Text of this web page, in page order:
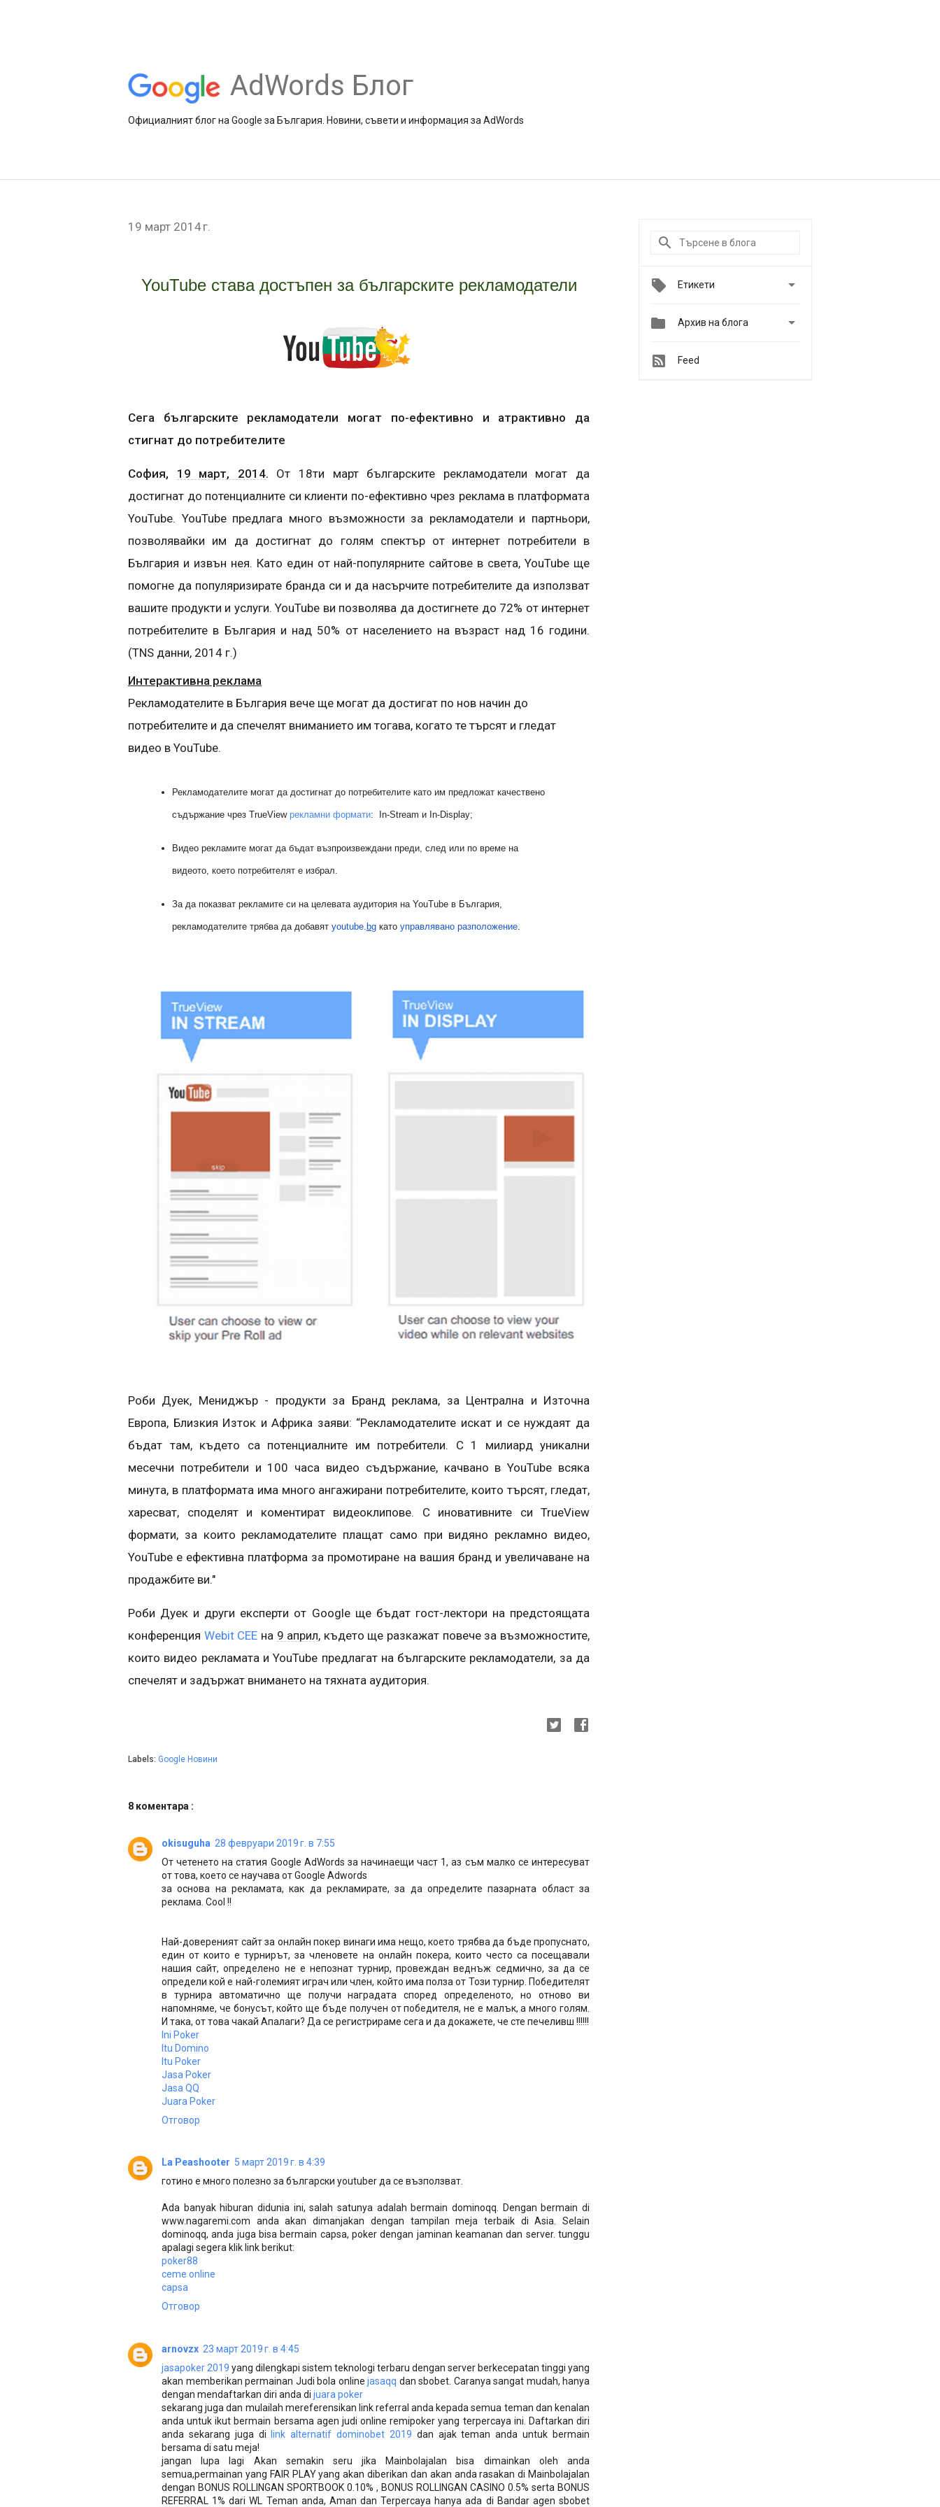
AdWords Блог
Официалният блог на Google за България. Новини, съвети и информация за AdWords
19 март 2014 г.
YouTube става достъпен за българските рекламодатели
Сега българските рекламодатели могат по-ефективно и атрактивно да
стигнат до потребителите
София, 19 март, 2014. От 18ти март българските рекламодатели могат да
достигнат до потенциалните си клиенти по-ефективно чрез реклама в платформата
YouTube. YouTube предлага много възможности за рекламодатели и партньори,
позволявайки им да достигнат до голям спектър от интернет потребители в
България и извън нея. Като един от най-популярните сайтове в света, YouTube ще
помогне да популяризирате бранда си и да насърчите потребителите да използват
вашите продукти и услуги. YouTube ви позволява да достигнете до 72% от интернет
потребителите в България и над 50% от населението на възраст над 16 години.
(TNS данни, 2014 г.)
Интерактивна реклама
Рекламодателите в България вече ще могат да достигат по нов начин до
потребителите и да спечелят вниманието им тогава, когато те търсят и гледат
видео в YouTube.
Рекламодателите могат да достигнат до потребителите като им предложат качествено
съдържание чрез TrueView рекламни формати: In-Stream и In-Display;
Видео рекламите могат да бъдат възпроизвеждани преди, след или по време на
видеото, което потребителят е избрал.
За да показват рекламите си на целевата аудитория на YouTube в България,
рекламодателите трябва да добавят youtube. bg като управлявано разположение
Роби Дуек, Мениджър - продукти за Бранд реклама, за Централна и Източна
Европа, Близкия Изток и Африка заяви: “Рекламодателите искат и се нуждаят да
бъдaт там, където са потенциалните им потребители. С 1 милиард уникални
месечни потребители и 100 часа видео съдържание, качвано в YouTube всяка
минута, в платформата има много ангажирани потребителите, които търсят, гледат,
харесват, споделят и коментират видеоклипове. С иновативните си TrueView
формати, за които рекламодателите плащат само при видяно рекламно видео,
YouTube е ефективна платформа за промотиране на вашия бранд и увеличаване на
продажбите ви."
Роби Дуек и други експерти от Google ще бъдат гост-лектори на предстоящата
конференция Webit CEE на 9 април, където ще разкажат повече за възможностите,
които видео рекламата и YouTube предлагат на българските рекламодатели, за да
спечелят и задържат внимането на тяхната аудитория.
Labels: Google Новини
8 коментара :
okisuguha 28 февруари 2019 г. в 7:55
От четенето на статия Google AdWords за начинаещи част 1, аз съм малко се интересуват
от това, което се научава от Google Adwords
за основа на рекламата, как да рекламирате, за да определите пазарната област за
реклама. Cool !!
Най-довереният сайт за онлайн покер винаги има нещо, което трябва да бъде пропуснато,
един от които е турнирът, за членовете на онлайн покера, които често са посещавали
нашия сайт, определено не е непознат турнир, провеждан веднъж седмично, за да се
определи кой е най-големият играч или член, който има полза от Този турнир. Победителят
в турнира автоматично ще получи наградата според определеното, но отново ви
напомняме, че бонусът, който ще бъде получен от победителя, не е малък, а много голям.
И така, от това чакай Апалаги? Да се регистрираме сега и да докажете, че сте печеливш !!!!!!
Ini Poker
Itu Domino
Itu Poker
Jasa Poker
Jasa QQ
Juara Poker
Отговор
La Peashooter 5 март 2019 г. в 4:39
готино е много полезно за български youtuber да се възползват.
Ada banyak hiburan didunia ini, salah satunya adalah bermain dominoqq. Dengan bermain di
www.nagaremi.com anda akan dimanjakan dengan tampilan meja terbaik di Asia. Selain
dominoqq, anda juga bisa bermain capsa, poker dengan jaminan keamanan dan server. tunggu
apalagi segera klik link berikut:
poker88
ceme online
capsa
Отговор
arnovzx 23 март 2019 г. в 4:45
jasapoker 2019 yang dilengkapi sistem teknologi terbaru dengan server berkecepatan tinggi yang
akan memberikan permainan Judi bola online jasaqq dan sbobet. Caranya sangat mudah, hanya
dengan mendaftarkan diri anda di juara poker
sekarang juga dan mulailah mereferensikan link referral anda kepada semua teman dan kenalan
anda untuk ikut bermain bersama agen judi online remipoker yang terpercaya ini. Daftarkan diri
anda sekarang juga di
link alternatif dominobet 2019 dan ajak teman anda untuk bermain
bersama di satu meja!
jangan lupa lagi Akan semakin seru jika Mainbolajalan bisa dimainkan oleh anda
semua,permainan yang FAIR PLAY yang akan diberikan dan akan anda rasakan di Mainbolajalan
dengan BONUS ROLLINGAN SPORTBOOK 0.10% , BONUS ROLLINGAN CASINO 0.5% serta BONUS
REFERRAL 1% dari WL Teman anda, Aman dan Terpercaya hanya ada di Bandar agen sbobet
Етикети 
 Архив на блога 
Feed